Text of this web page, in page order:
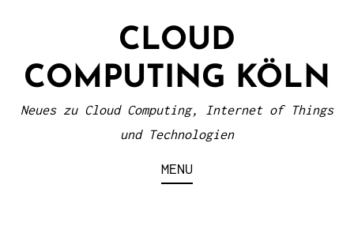
CLOUD
COMPUTING KÖLN
Neues zu Cloud Computing, Internet of Things
und Technologien
MENU